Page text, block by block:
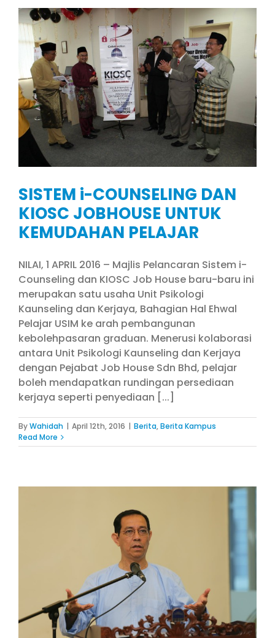
SISTEM i-COUNSELING DAN
KIOSC JOBHOUSE UNTUK
KEMUDAHAN PELAJAR
NILAI, 1 APRIL 2016 – Majlis Pelancaran Sistem i-
Counseling dan KIOSC Job House baru-baru ini
merupakan satu usaha Unit Psikologi
Kaunseling dan Kerjaya, Bahagian Hal Ehwal
Pelajar USIM ke arah pembangunan
kebolehpasaran graduan. Menerusi kolaborasi
antara Unit Psikologi Kaunseling dan Kerjaya
dengan Pejabat Job House Sdn Bhd, pelajar
boleh mendapatkan rundingan persediaan
kerjaya seperti penyediaan [...]
ByWahidah | April 12th, 2016 | Berita,Berita Kampus
Read More